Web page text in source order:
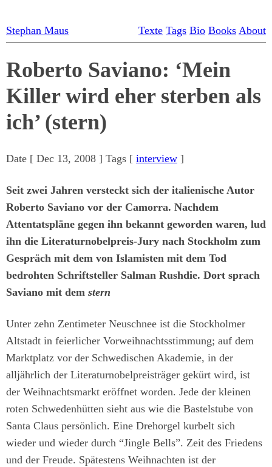
Stephan Maus Texte Tags Bio Books About
Roberto Saviano: ‘Mein
Killer wird eher sterben als
ich’ (stern)
Date [ Dec 13, 2008 ] Tags [ interview ]
Seit zwei Jahren versteckt sich der italienische Autor
Roberto Saviano vor der Camorra. Nachdem
Attentatspläne gegen ihn bekannt geworden waren, lud
ihn die Literaturnobelpreis-Jury nach Stockholm zum
Gespräch mit dem von Islamisten mit dem Tod
bedrohten Schriftsteller Salman Rushdie. Dort sprach
Saviano mit dem stern
Unter zehn Zentimeter Neuschnee ist die Stockholmer
Altstadt in feierlicher Vorweihnachtsstimmung; auf dem
Marktplatz vor der Schwedischen Akademie, in der
alljährlich der Literaturnobelpreisträger gekürt wird, ist
der Weihnachtsmarkt eröffnet worden. Jede der kleinen
roten Schwedenhütten sieht aus wie die Bastelstube von
Santa Claus persönlich. Eine Drehorgel kurbelt sich
wieder und wieder durch “Jingle Bells”. Zeit des Friedens
und der Freude. Spätestens Weihnachten ist der